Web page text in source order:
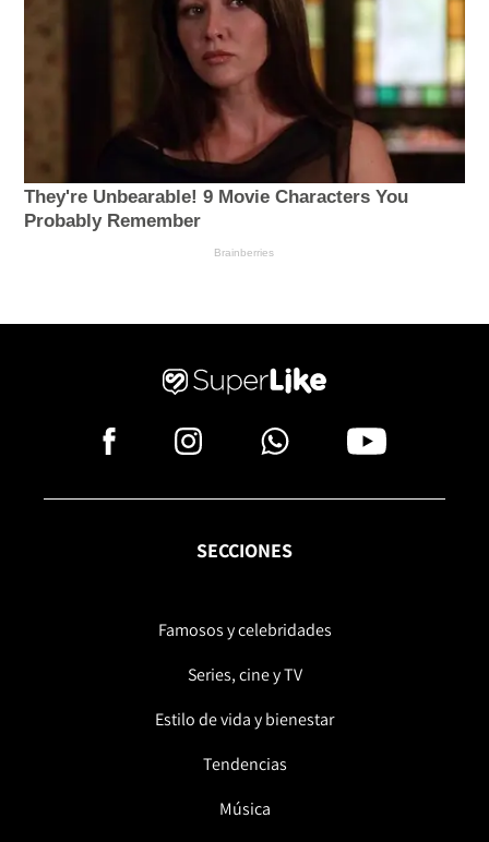
SECCIONES
Famosos y celebridades
Series, cine y TV
Estilo de vida y bienestar
Tendencias
Música